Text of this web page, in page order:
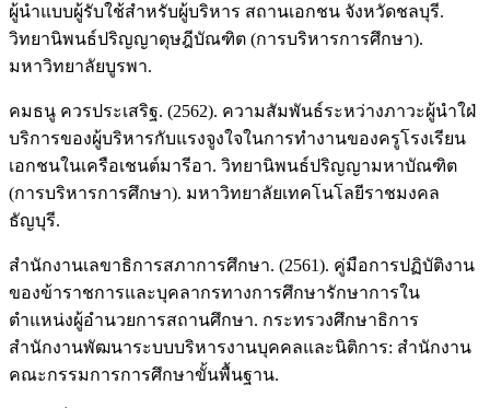
ผู้นำแบบผู้รับใช้สำหรับผู้บริหาร สถานเอกชน จังหวัดชลบุรี.
วิทยานิพนธ์ปริญญาดุษฎีบัณฑิต (การบริหารการศึกษา).
มหาวิทยาลัยบูรพา.
คมธนู ควรประเสริฐ. (2562). ความสัมพันธ์ระหว่างภาวะผู้นำใฝ่
บริการของผู้บริหารกับแรงจูงใจในการทำงานของครูโรงเรียน
เอกชนในเครือเชนต์มารีอา. วิทยานิพนธ์ปริญญามหาบัณฑิต
(การบริหารการศึกษา). มหาวิทยาลัยเทคโนโลยีราชมงคล
ธัญบุรี.
สำนักงานเลขาธิการสภาการศึกษา. (2561). คู่มือการปฏิบัติงาน
ของข้าราชการและบุคลากรทางการศึกษารักษาการใน
ตำแหน่งผู้อำนวยการสถานศึกษา. กระทรวงศึกษาธิการ
สำนักงานพัฒนาระบบบริหารงานบุคคลและนิติการ: สำนักงาน
คณะกรรมการการศึกษาขั้นพื้นฐาน.